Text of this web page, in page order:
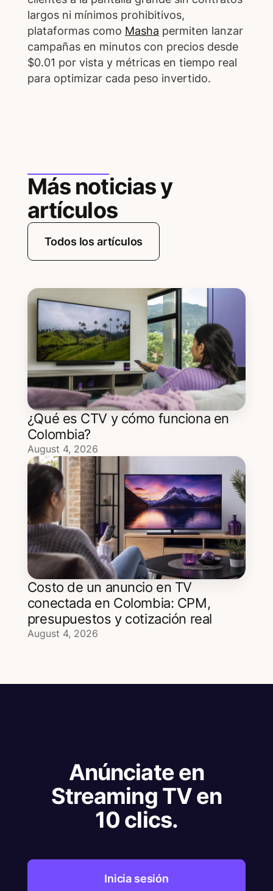
largos ni mínimos prohibitivos,
plataformas como Masha permiten lanzar
campañas en minutos con precios desde
$0.01 por vista y métricas en tiempo real
para optimizar cada peso invertido.
Más noticias y
artículos
Todos los artículos
¿Qué es CTV y cómo funciona en
Colombia?
August 4, 2026
Costo de un anuncio en TV
conectada en Colombia: CPM,
presupuestos y cotización real
August 4, 2026
Anúnciate en
Streaming TV en
10 clics.
Inicia sesión